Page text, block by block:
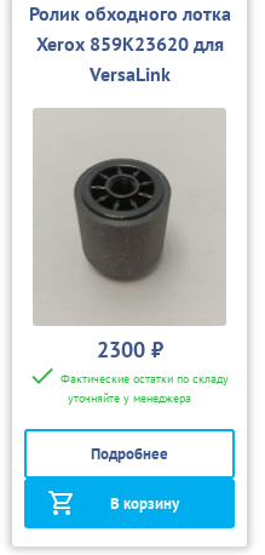
Ролик обходного лотка
Xerox 859K23620 для
VersaLink
C7020/C7025/C7030
2300 ₽
Фактические остатки по складу
уточняйте у менеджера
Подробнее
В корзину